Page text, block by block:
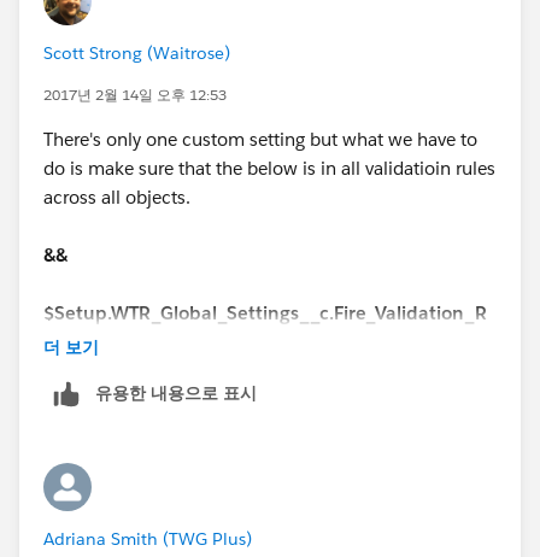
Example of validation Rule
isNew()
&&
isPickval(Case__r.wtr_RecordType__c,'Quick Log')
$Setup.WTR_Global_Settings__c.Fire_Validation_R
Scott Strong (Waitrose)
2017년 2월 14일 오후 12:53
There's only one custom setting but what we have to
do is make sure that the below is in all validatioin rules
across all objects.
&&
$Setup.WTR_Global_Settings__c.Fire_Validation_R
ules__c
I did find that some validaiton rules didn't have this so
to the validaiton rule, I bypassed it.
It's proved quite handy for us!
더 보기
유용한 내용으로 표시
Adriana Smith (TWG Plus)